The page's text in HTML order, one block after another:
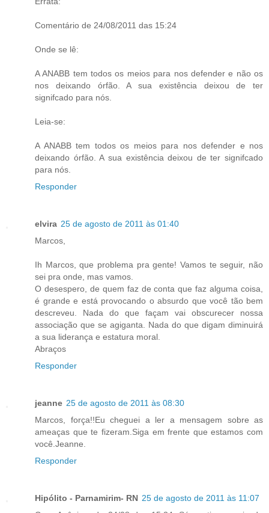
Comentário de 24/08/2011 das 15:24
Onde se lê:
A ANABB tem todos os meios para nos defender e não os
nos deixando órfão. A sua existência deixou de ter
signifcado para nós.
Leia-se:
A ANABB tem todos os meios para nos defender e nos
deixando órfão. A sua existência deixou de ter signifcado
para nós.
Responder
elvira 25 de agosto de 2011 às 01:40
Marcos,
Ih Marcos, que problema pra gente! Vamos te seguir, não
sei pra onde, mas vamos.
O desespero, de quem faz de conta que faz alguma coisa,
é grande e está provocando o absurdo que você tão bem
descreveu. Nada do que façam vai obscurecer nossa
associação que se agiganta. Nada do que digam diminuirá
a sua liderança e estatura moral.
Abraços
Responder
jeanne 25 de agosto de 2011 às 08:30
Marcos, força!!Eu cheguei a ler a mensagem sobre as
ameaças que te fizeram.Siga em frente que estamos com
você.Jeanne.
Responder
Hipólito - Parnamirim- RN 25 de agosto de 2011 às 11:07